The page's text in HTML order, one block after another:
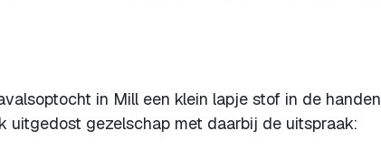
in Mill een klein lapje stof in de handen
uitgedost gezelschap met daarbij de uitspraak: